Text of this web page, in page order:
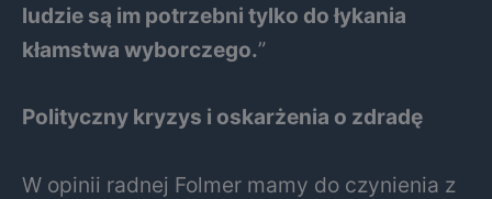
ludzie są im potrzebni tylko do łykania
kłamstwa wyborczego.”
Polityczny kryzys i oskarżenia o zdradę
W opinii radnej Folmer mamy do czynienia z